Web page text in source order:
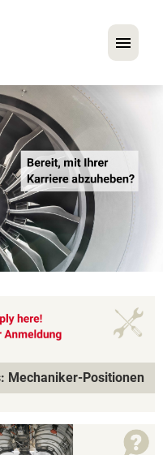
Mechaniker-Positionen